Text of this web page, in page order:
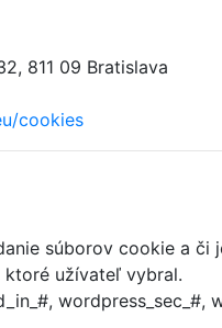
811 09 Bratislava
cookies
súborov cookie a
ktoré užívateľ vybral.